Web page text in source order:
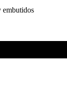
embutidos